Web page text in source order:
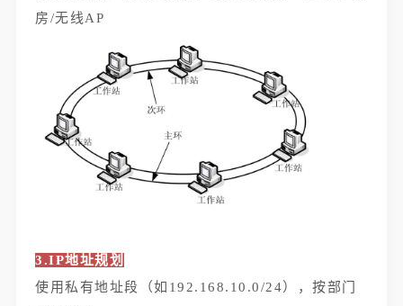
房/无线AP
3.IP地址规划
使用私有地址段（如192.168.10.0/24），按部门